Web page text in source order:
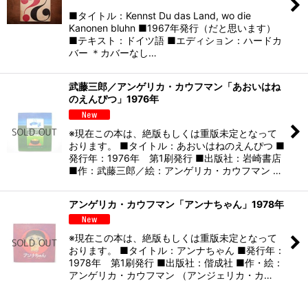
■タイトル：Kennst Du das Land, wo die
Kanonen bluhn ■1967年発行（だと思います）
■テキスト：ドイツ語 ■エディション：ハードカ
バー ＊カバーなし…
武藤三郎／アンゲリカ・カウフマン「あおいはね
のえんぴつ」1976年
※現在この本は、絶版もしくは重版未定となって
おります。 ■タイトル：あおいはねのえんぴつ ■
発行年：1976年 第1刷発行 ■出版社：岩崎書店
■作：武藤三郎／絵：アンゲリカ・カウフマン …
アンゲリカ・カウフマン「アンナちゃん」1978年
※現在この本は、絶版もしくは重版未定となって
おります。 ■タイトル：アンナちゃん ■発行年：
1978年 第1刷発行 ■出版社：偕成社 ■作・絵：
アンゲリカ・カウフマン （アンジェリカ・カ…